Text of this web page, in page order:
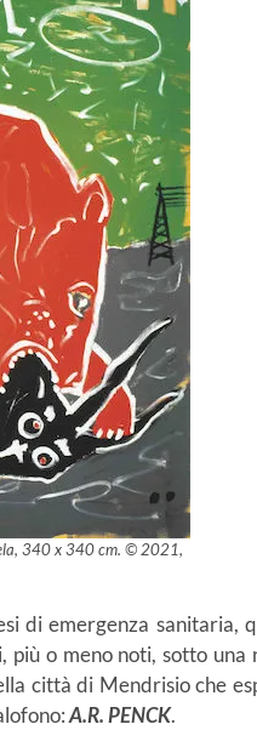
340 x 340 cm. © 2021,
di emergenza sanitaria,
o meno noti, sotto una
città di Mendrisio che
A.R. PENCK.